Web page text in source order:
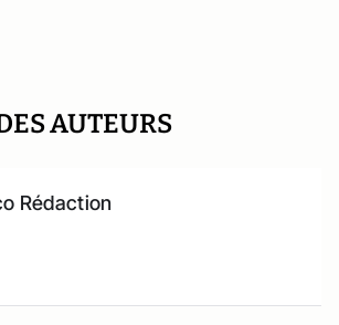
AUTEURS
Rédaction